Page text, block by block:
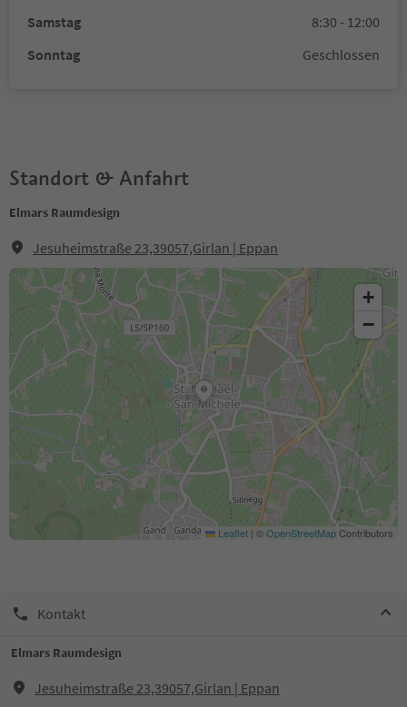
Samstag
8:30 - 12:00
Sonntag
Geschlossen
Standort & Anfahrt
Elmars Raumdesign
Jesuheimstraße 23,39057,Girlan | Eppan
+
−
Leaflet | ©OpenStreetMapContributors
Kontakt
Elmars Raumdesign
Jesuheimstraße 23,39057,Girlan | Eppan